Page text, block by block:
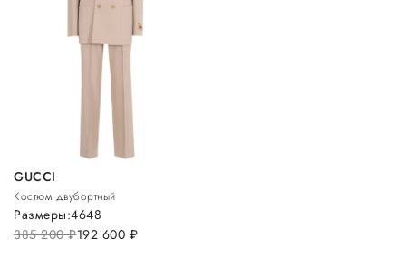
GUCCI
Костюм двубортный
385 200руб.192 600 руб.
Размеры:4648